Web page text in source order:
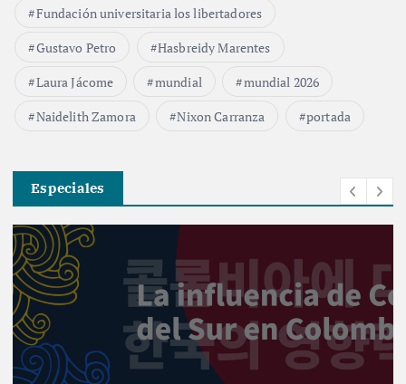
Fundación universitaria los libertadores
Gustavo Petro
Hasbreidy Marentes
Laura Jácome
mundial
mundial 2026
Naidelith Zamora
Nixon Carranza portada
Especiales